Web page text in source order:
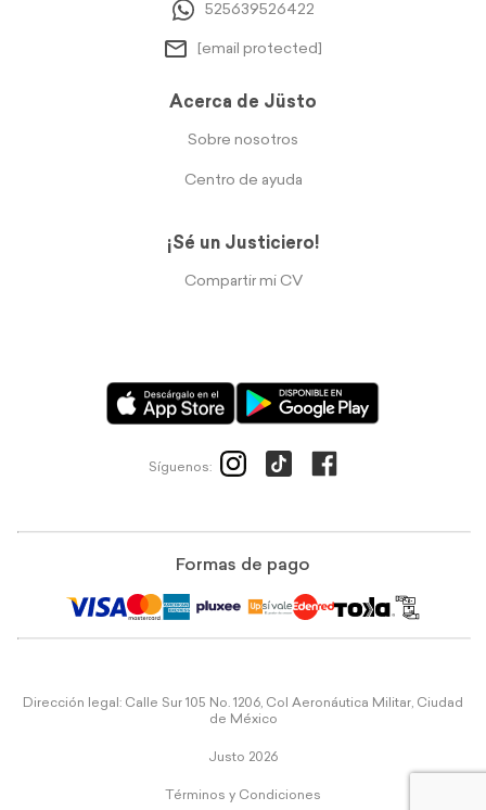
525639526422
[email protected]
Acerca de Jüsto
Sobre nosotros
Centro de ayuda
¡Sé un Justiciero!
Compartir mi CV
Síguenos:
Formas de pago
Dirección legal: Calle Sur 105 No. 1206, Col Aeronáutica Militar, Ciudad
de México
Justo 2026
Términos y Condiciones